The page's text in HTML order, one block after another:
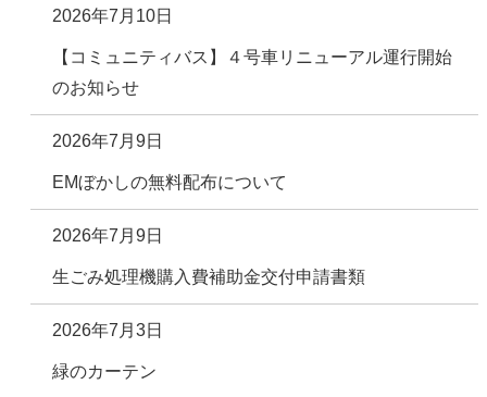
2026年7月10日
【コミュニティバス】４号車リニューアル運行開始
のお知らせ
2026年7月9日
EMぼかしの無料配布について
2026年7月9日
生ごみ処理機購入費補助金交付申請書類
2026年7月3日
緑のカーテン